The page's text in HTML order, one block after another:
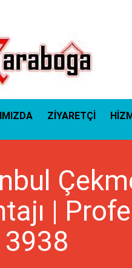
ZİYARETÇİ
|